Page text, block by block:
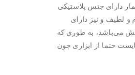
دارای جنس پلاستیکی
لطیف و نیز دارای
می‌باشد، به طوری که
حتما از ابزاری چون